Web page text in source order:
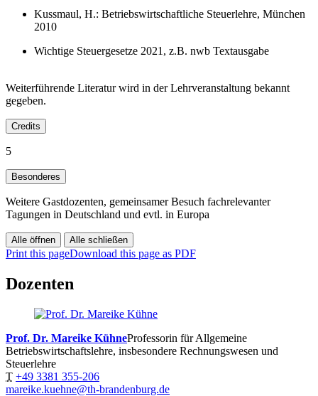
Kussmaul, H.: Betriebswirtschaftliche Steuerlehre, München
2010
Wichtige Steuergesetze 2021, z.B. nwb Textausgabe
Weiterführende Literatur wird in der Lehrveranstaltung bekannt
gegeben.
Credits
5
Besonderes
Weitere Gastdozenten, gemeinsamer Besuch fachrelevanter
Tagungen in Deutschland und evtl. in Europa
Alle öffnen Alle schließen
Print this pageDownload this page as PDF
Dozenten
Prof. Dr. Mareike KühneProfessorin für Allgemeine
Betriebswirtschaftslehre, insbesondere Rechnungswesen und
Steuerlehre
T +49 3381 355-206
mareike.kuehne@th-brandenburg.de